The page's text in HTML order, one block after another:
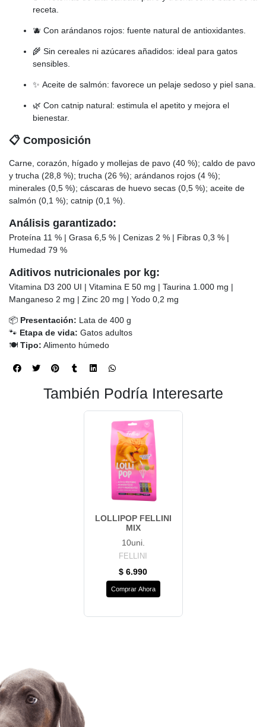
receta.
🫐 Con arándanos rojos: fuente natural de antioxidantes.
🌾 Sin cereales ni azúcares añadidos: ideal para gatos
sensibles.
✨ Aceite de salmón: favorece un pelaje sedoso y piel sana.
🌿 Con catnip natural: estimula el apetito y mejora el
bienestar.
📋 Composición
Carne, corazón, hígado y mollejas de pavo (40 %); caldo de pavo
y trucha (28,8 %); trucha (26 %); arándanos rojos (4 %);
minerales (0,5 %); cáscaras de huevo secas (0,5 %); aceite de
salmón (0,1 %); catnip (0,1 %).
Análisis garantizado:
Proteína 11 % | Grasa 6,5 % | Cenizas 2 % | Fibras 0,3 % |
Humedad 79 %
Aditivos nutricionales por kg:
Vitamina D3 200 UI | Vitamina E 50 mg | Taurina 1.000 mg |
Manganeso 2 mg | Zinc 20 mg | Yodo 0,2 mg
📦 Presentación: Lata de 400 g
🐾 Etapa de vida: Gatos adultos
🍽️ Tipo: Alimento húmedo
También Podría Interesarte
LOLLIPOP FELLINI
MIX
10uni.
FELLINI
$ 6.990
Comprar Ahora